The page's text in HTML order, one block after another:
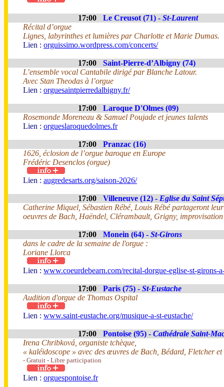
17:00 Le Creusot (71) - St-Laurent
Récital d’orgue
Lignes, labyrinthes et lumières par Charlotte et Marie Dumas.
Lien : orguissimo.wordpress.com/concerts/
17:00
Saint-Pierre-d’Albigny (74)
L’ensemble vocal Cantabile dirigé par Blanche Latour.
Avec Stan Theodas à l’orgue
Lien : orguesaintpierredalbigny.fr/
17:00
Laroque D'Olmes (09)
Rosemonde Moreneau & Samuel Poujade et jeunes talents
Lien : orgueslaroquedolmes.fr
17:00
Pranzac (16)
1626, éclosion de l’orgue baroque en Europe
Frédéric Desenclos (orgue)
Lien : augredesarts.org/saison-2026/
17:00 Villeneuve (12) - Eglise du Saint
Catherine Miquel, Sébastien Rébé, Louis Rébé partageront
oeuvres de Bach, Haëndel, Clérambault, Grigny,
17:00 Monein (64) - St-Girons
dans le cadre de la semaine de l'orgue :
Loriane Llorca
Lien : www.coeurdebearn.com/recital-dorgue-eglise-st-girons-
17:00 Paris (75) - St-Eustache
Audition d'orgue de Thomas Ospital
Lien : www.saint-eustache.org/musique-a-st-eustache/
17:00 Pontoise (95) - Cathédrale Saint-
Irena Chribková, organiste tchèque,
« kaléidoscope » avec des œuvres de Bach, Bédard, Fletcher
- Gratuit - Libre participation
Lien : orguespontoise.fr